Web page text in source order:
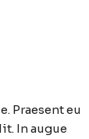
Praesent eu
In augue